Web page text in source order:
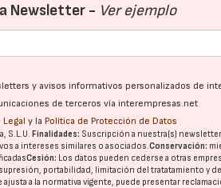
Newsletter - Ver ejemplo
y avisos informativos personalizados de
de terceros vía interempresas.net
Legal y la Política de Protección de Datos
S.L.U.Finalidades: Suscripción a nuestra(s)
a intereses similares o asociados.Conservación:
Cesión: Los datos pueden cederse a otras
portabilidad, limitación del tratatamiento y
a la normativa vigente, puede presentar